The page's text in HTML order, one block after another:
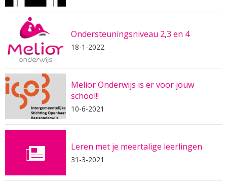
Ondersteuningsniveau 2,3 en 4
18-1-2022
Melior Onderwijs is er voor jouw
school!!
10-6-2021
Leren met je meertalige leerlingen
31-3-2021